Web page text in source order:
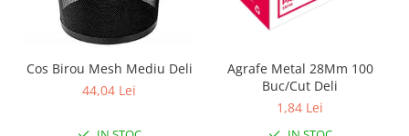
Cos Birou Mesh Mediu Deli
44,04 Lei
Agrafe Metal 28Mm 100
Buc/Cut Deli
1,84 Lei